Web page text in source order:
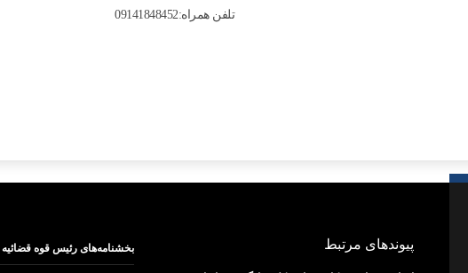
تلفن همراه:09141848452
پیوندهای مرتبط بخشنامه‌های رئیس قوه قضائیه